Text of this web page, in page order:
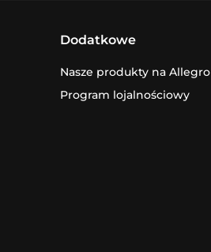
Dodatkowe
Nasze produkty na Allegro
Program lojalnościowy